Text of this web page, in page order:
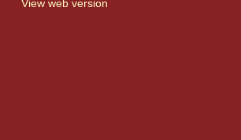
View web version